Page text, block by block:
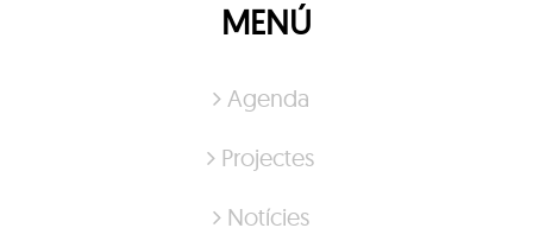
MENÚ
Agenda
Projectes
Notícies